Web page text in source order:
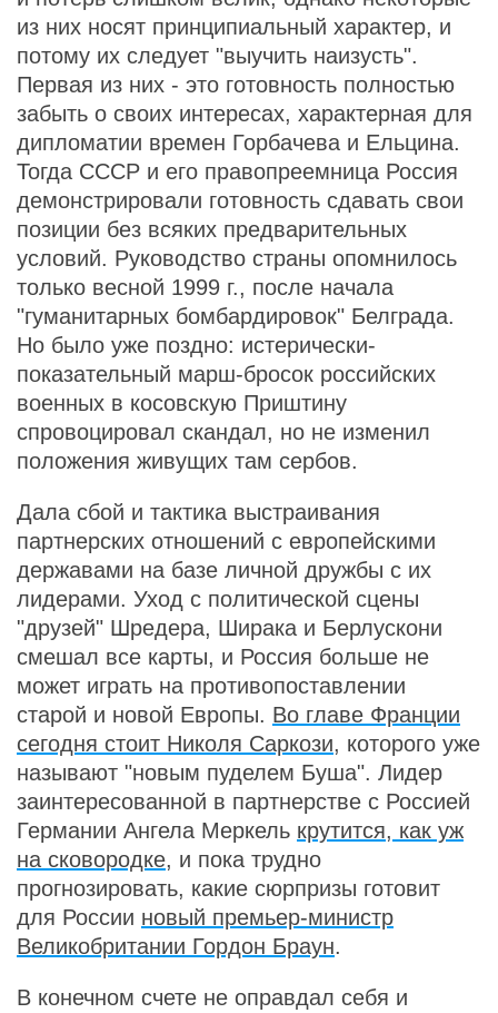
из них носят принципиальный характер, и
потому их следует "выучить наизусть".
Первая из них - это готовность полностью
забыть о своих интересах, характерная для
дипломатии времен Горбачева и Ельцина.
Тогда СССР и его правопреемница Россия
демонстрировали готовность сдавать свои
позиции без всяких предварительных
условий. Руководство страны опомнилось
только весной 1999 г., после начала
"гуманитарных бомбардировок" Белграда.
Но было уже поздно: истерически-
показательный марш-бросок российских
военных в косовскую Приштину
спровоцировал скандал, но не изменил
положения живущих там сербов.
Дала сбой и тактика выстраивания
партнерских отношений с европейскими
державами на базе личной дружбы с их
лидерами. Уход с политической сцены
"друзей" Шредера, Ширака и Берлускони
смешал все карты, и Россия больше не
может играть на противопоставлении
старой и новой Европы. Во главе Франции
сегодня стоит Николя Саркози, которого уже
называют "новым пуделем Буша". Лидер
заинтересованной в партнерстве с Россией
Германии Ангела Меркель крутится, как уж
на сковородке, и пока трудно
прогнозировать, какие сюрпризы готовит
для России новый премьер-министр
Великобритании Гордон Браун.
В конечном счете не оправдал себя и